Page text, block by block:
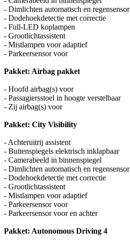
- Dimlichten automatisch en regensensor
- Dodehoekdetectie met correctie
- Full-LED koplampen
- Grootlichtassistent
- Mistlampen voor adaptief
- Parkeersensor voor
Pakket: Airbag pakket
- Hoofd airbag(s) voor
- Passagiersstoel in hoogte verstelbaar
- Zij airbag(s) voor
Pakket: City Visibility
- Achteruitrij assistent
- Buitenspiegels elektrisch inklapbaar
- Camerabeeld in binnenspiegel
- Dimlichten automatisch en regensensor
- Dodehoekdetectie met correctie
- Grootlichtassistent
- Mistlampen voor adaptief
- Parkeersensor voor
- Parkeersensor voor en achter
Pakket: Autonomous Driving 4